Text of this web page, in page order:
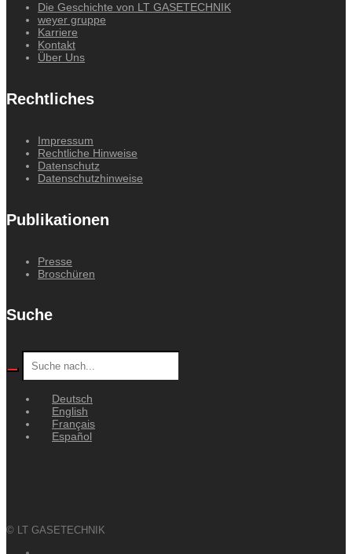
Die Geschichte von LT GASETECHNIK
weyer gruppe
Karriere
Kontakt
Über Uns
Rechtliches
Impressum
Rechtliche Hinweise
Datenschutz
Datenschutzhinweise
Publikationen
Presse
Broschüren
Suche
Deutsch
English
Français
Español
© LT GASETECHNIK